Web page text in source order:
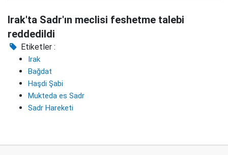
Irak'ta Sadr'ın meclisi feshetme talebi
reddedildi
Etiketler :
Irak
Bağdat
Haşdi Şabi
Mukteda es Sadr
Sadr Hareketi